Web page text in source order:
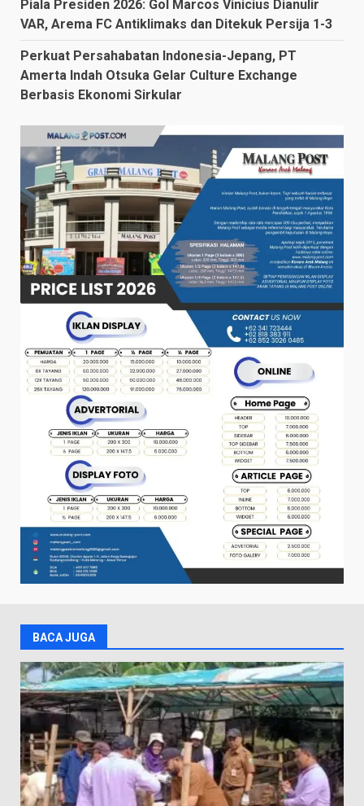
Piala Presiden 2026: Gol Marcos Vinicius Dianulir
VAR, Arema FC Antiklimaks dan Ditekuk Persija 1-3
Perkuat Persahabatan Indonesia-Jepang, PT
Amerta Indah Otsuka Gelar Culture Exchange
Berbasis Ekonomi Sirkular
BACA JUGA